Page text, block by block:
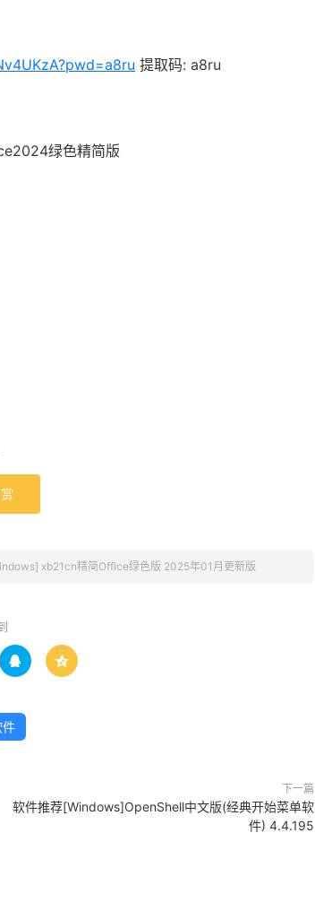
提取码: a8ru
绿色精简版
xb21cn精简Office绿色版 2025年01月更新版
 
下一篇
软件推荐[Windows]OpenShell中文版(经典开始菜单软
件) 4.4.195